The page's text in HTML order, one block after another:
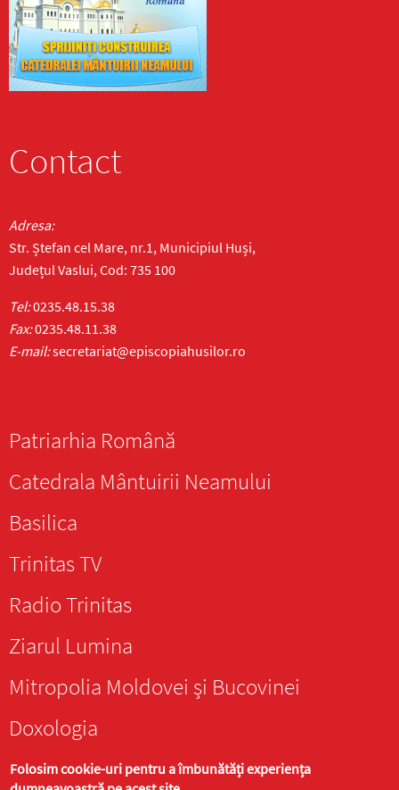
Contact
Adresa:
Str. Ștefan cel Mare, nr.1, Municipiul Huși,
Județul Vaslui, Cod: 735 100
Tel:0235.48.15.38
Fax:0235.48.11.38
E-mail:secretariat@episcopiahusilor.ro
Patriarhia Română
Catedrala Mântuirii Neamului
Basilica
Trinitas TV
Radio Trinitas
Ziarul Lumina
Mitropolia Moldovei și Bucovinei
Doxologia
Folosim cookie-uri pentru a îmbunătăți experiența